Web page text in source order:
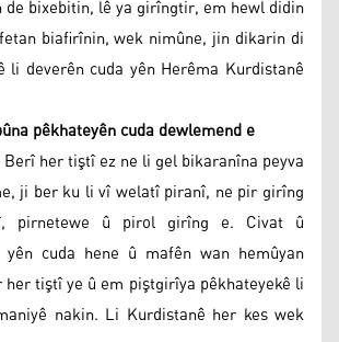
bixebitin, lê ya girîngtir, em hewl didin
biafirînin, wek nimûne, jin dikarin di
li deverên cuda yên Herêma Kurdistanê
pêkhateyên cuda dewlemend e
her tiştî ez ne li gel bikaranîna peyva
ji ber ku li vî welatî piranî, ne pir girîng
pirnetewe û pirol girîng e. Civat û
yên cuda hene û mafên wan hemûyan
her tiştî ye û em piştgirîya pêkhateyekê li
nakin. Li Kurdistanê her kes wek